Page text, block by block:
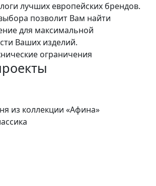
лучших европейских брендов.
позволит Вам найти
для максимальной
Ваших изделий.
ограничения
из коллекции «Афина»